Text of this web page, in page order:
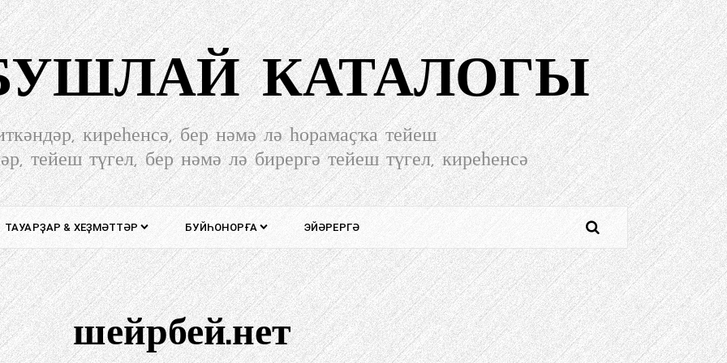
КАТАЛОГЫ
киреһенсә, бер нәмә лә һорамаҫҡа тейеш
тейеш түгел, бер нәмә лә бирергә тейеш түгел, киреһенсә
ТАУАРҘАР & ХЕҘМӘТТӘР БУЙҺОНОРҒА ЭЙӘРЕРГӘ
шейрбей.нет